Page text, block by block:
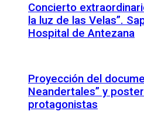
Concierto
la luz de las Velas”.
Hospital de Antezana
Proyección del
Neandertales” y
protagonistas